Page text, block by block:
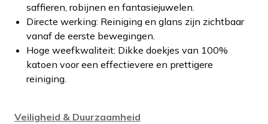
saffieren, robijnen en fantasiejuwelen.
Directe werking: Reiniging en glans zijn zichtbaar
vanaf de eerste bewegingen.
Hoge weefkwaliteit: Dikke doekjes van 100%
katoen voor een effectievere en prettigere
reiniging.
Veiligheid & Duurzaamheid